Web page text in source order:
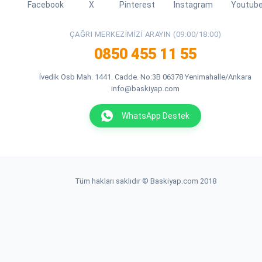
Facebook X Pinterest Instagram
ÇAĞRI MERKEZIMIZI ARAYIN (09:00/18:00)
0850 455 11 55
İvedik Osb Mah. 1441. Cadde. No:3B 06378 Yenimahalle/Ankara
info@baskiyap.com
WhatsApp Destek
Tüm hakları saklıdır © Baskiyap.com 2018